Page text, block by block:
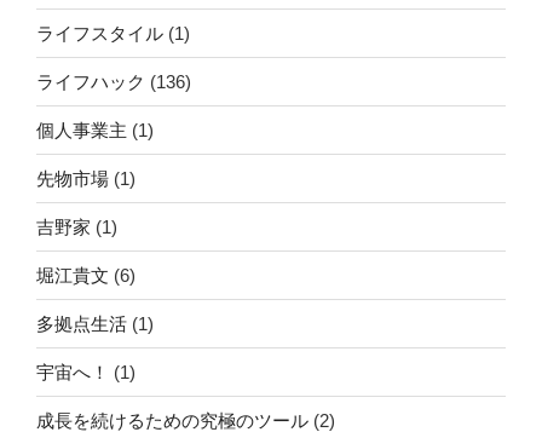
ライフスタイル (1)
ライフハック (136)
個人事業主 (1)
先物市場 (1)
吉野家 (1)
堀江貴文 (6)
多拠点生活 (1)
宇宙へ！ (1)
成長を続けるための究極のツール (2)